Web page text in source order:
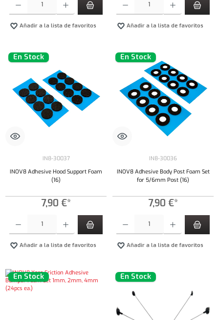
Añadir a la lista de favoritos Añadir a la lista de favoritos
En Stock
IN8-30037
INOV8 Adhesive Hood Support Foam
(16)
7,90 €*
Añadir a la lista de favoritos
En Stock
IN8-30036
INOV8 Adhesive Body Post Foam Set
for 5/6mm Post (16)
7,90 €*
Añadir a la lista de favoritos
En Stock En Stock